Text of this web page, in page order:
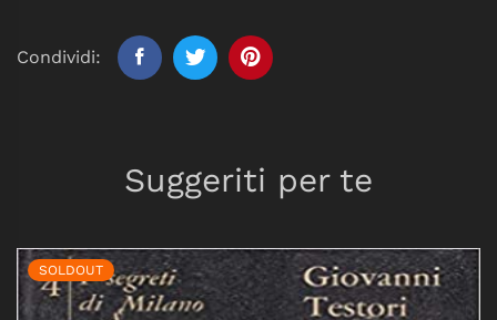
Condividi:
Suggeriti per te
SOLDOUT